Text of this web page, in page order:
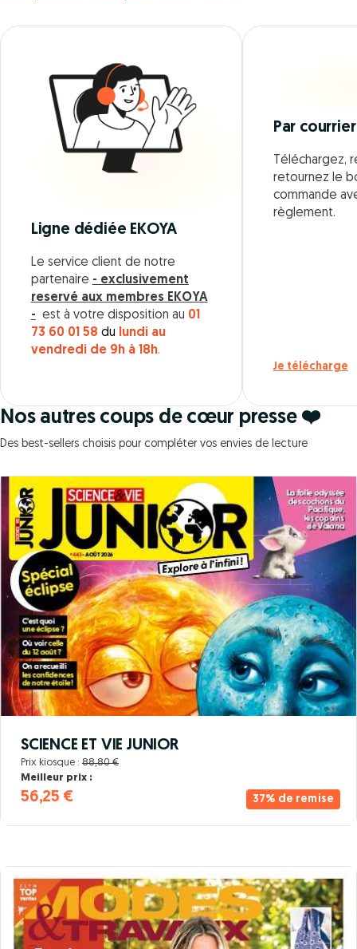
Ligne dédiée EKOYA
Le service client de notre
partenaire - exclusivement
reservé aux membres EKOYA
- est à votre disposition au 01
73 60 01 58 du
lundi au
vendredi de 9h à 18h.
Par courrier
Téléchargez,
retournez le
commande
règlement.
Je télécharge
Nos autres coups de cœur presse ❤️
Des best-sellers choisis pour compléter vos envies de lecture
37% de remise
SCIENCE ET VIE JUNIOR
Prix kiosque : 88,80 €
Meilleur prix :
56,25 €